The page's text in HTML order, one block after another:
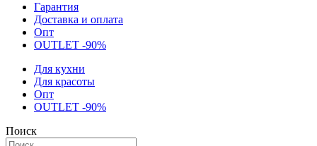
Гарантия
Доставка и оплата
Опт
OUTLET -90%
Для кухни
Для красоты
Опт
OUTLET -90%
Поиск